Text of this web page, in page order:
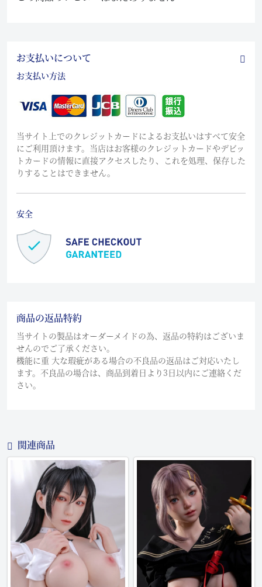
お支払いについて
お支払い方法
当サイト上でのクレジットカードによるお支払いはすべて安全
にご利用頂けます。当店はお客様のクレジットカードやデビッ
トカードの情報に直接アクセスしたり、これを処理、保存した
りすることはできません。
安全
商品の返品特約
当サイトの製品はオーダーメイドの為、返品の特約はございま
せんのでご了承ください。
機能に重 大な瑕疵がある場合の不良品の返品はご対応いたし
ます。不良品の場合は、商品到着日より3日以内にご連絡くだ
さい。
関連商品